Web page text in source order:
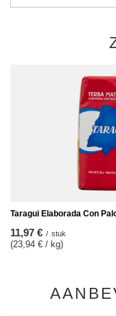
Taragui Elaborada Con
11,97 € / stuk
(23,94 € / kg)